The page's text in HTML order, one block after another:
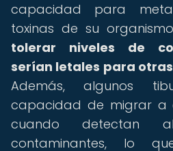
capacidad para
toxinas de su
tolerar niveles de
serían letales para
Además, algunos
capacidad de migrar a
cuando detectan
contaminantes, lo